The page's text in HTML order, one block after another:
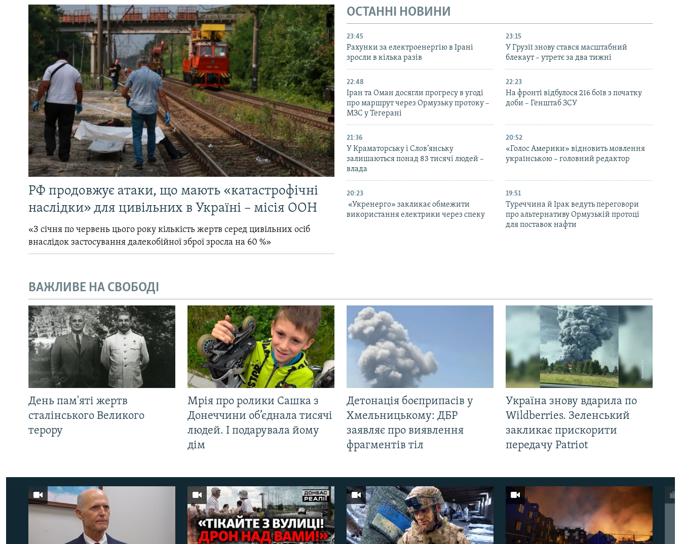
РФ продовжує атаки, що мають «катастрофічні
наслідки» для цивільних в Україні – місія ООН
«З січня по червень цього року кількість жертв серед цивільних осіб
внаслідок застосування далекобійної зброї зросла на 60 %»
ОСТАННІ НОВИНИ
23:45
Рахунки за електроенергію в Ірані
зросли в кілька разів
23:15
У Грузії знову стався масштабний
блекаут – утретє за два тижні
22:48
Іран та Оман досягли прогресу в угоді
про маршрут через Ормузьку протоку –
МЗС у Тегерані
22:23
На фронті відбулося 216 боїв з початку
доби – Генштаб ЗСУ
21:36
У Краматорську і Слов’янську
залишаються понад 83 тисячі людей –
влада
20:52
«Голос Америки» відновить мовлення
українською – головний редактор
20:23
«Укренерго» закликає обмежити
використання електрики через спеку
19:51
Туреччина й Ірак ведуть переговори
про альтернативу Ормузькій протоці
для поставок нафти
ВАЖЛИВЕ НА СВОБОДІ
День пам'яті жертв
сталінського Великого
терору
Мрія про ролики Сашка з
Донеччини об’єднала тисячі
людей. І подарувала йому
дім
Детонація боєприпасів у
Хмельницькому: ДБР
заявляє про виявлення
фрагментів тіл
Україна знову вдарила по
Wildberries. Зеленський
закликає прискорити
передачу Patriot